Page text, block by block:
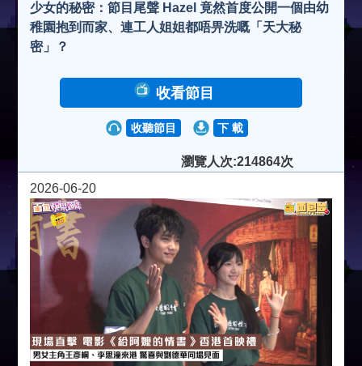
少女的秘密： 節目尾聲 Hazel 竟然首度公開一個由幼
稚園抱到而家、連工人姐姐都唔畀洗嘅「天大秘
密」？
收看節目
收聽節目 下 載
瀏覽人次:214864次
2026-06-20